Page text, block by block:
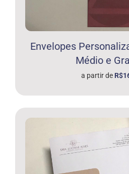
Envelopes
Médio e
a partir de